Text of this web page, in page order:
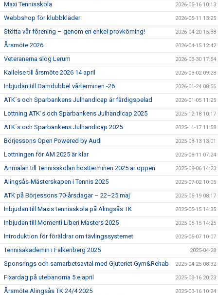
Maxi Tennisskola 2026-05-16 10:13
Webbshop för klubbkläder 2026-05-11 13:25
Stötta vår förening – genom en enkel provkörning! 2026-04-20 15:38
Årsmöte 2026 2026-04-15 12:42
Veteranerna slog Lerum 2026-03-30 17:54
Kallelse till årsmöte 2026 14 april 2026-03-02 09:28
Inbjudan till Damdubbel vårterminen -26 2026-01-24 08:56
ATK´s och Sparbankens Julhandicap är färdigspelad 2026-01-05 11:25
Lottning ATK´s och Sparbankens Julhandicap 2025 2025-12-18 10:17
ATK´s och Sparbankens Julhandicap 2025 2025-11-17 11:58
Börjessons Open Powered by Audi 2025-08-13 13:01
Lottningen för AM 2025 är klar 2025-08-11 07:24
Anmälan till Tennisskolan höstterminen 2025 är öppen 2025-08-06 14:23
Alingsås-Mästerskapen i Tennis 2025 2025-07-02 10:05
ATK på Börjessons 70-årsdagar – 22–25 maj 2025-05-19 08:17
Inbjudan till Maxis tennisskola på Alingsås TK 2025-05-15 14:35
Inbjudan till Momenti Liberi Masters 2025 2025-05-15 14:25
Introduktion för föräldrar om tävlingssystemet 2025-05-07 10:07
Tennisakademin i Falkenberg 2025 2025-04-28
Sponsrings och samarbetsavtal med Gjuteriet Gym&Rehab 2025-04-25 08:32
Fixardag på utebanorna 5:e april 2025-03-16 20:23
Årsmöte Alingsås TK 24/4 2025 2025-03-16 10:24